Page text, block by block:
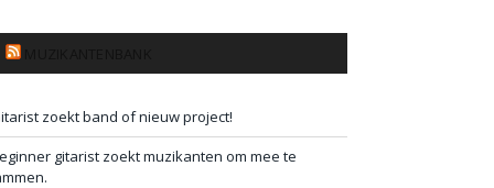
zoekt band of nieuw project!
gitarist zoekt muzikanten om mee te